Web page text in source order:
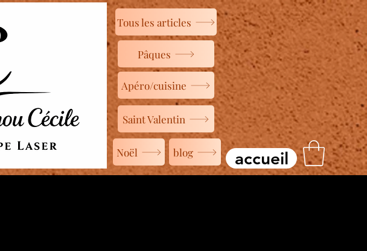
Tous les articles
Pâques
Apéro/cuisine
Saint Valentin
Noël blog accueil